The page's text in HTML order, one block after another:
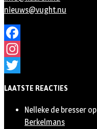
nieuws@vught.nu
Facebook
Instagram
LAATSTE REACTIES
Nelleke de bresser op
Berkelmans